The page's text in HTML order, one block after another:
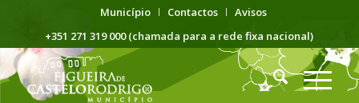
Município Contactos
Avisos
+351 271 319 000 (chamada para a rede fixa nacional)